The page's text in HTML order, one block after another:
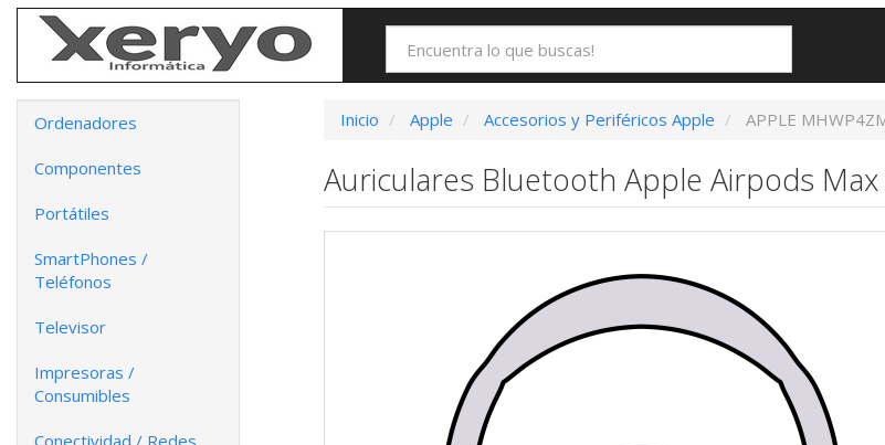
Ordenadores
Componentes
Portátiles
SmartPhones /
Teléfonos
Televisor
Impresoras /
Consumibles
Conectividad / Redes
Inicio Apple Accesorios y Periféricos Apple APPLE
Auriculares Bluetooth Apple Airpods Max